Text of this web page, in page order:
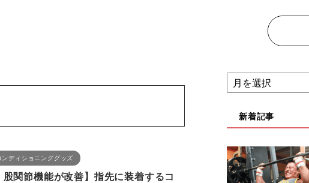
ンディショニンググッズ
股関節機能が改善】指先に装着するコ
新着記事